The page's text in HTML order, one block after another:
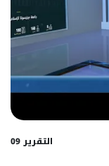
التقرير 09